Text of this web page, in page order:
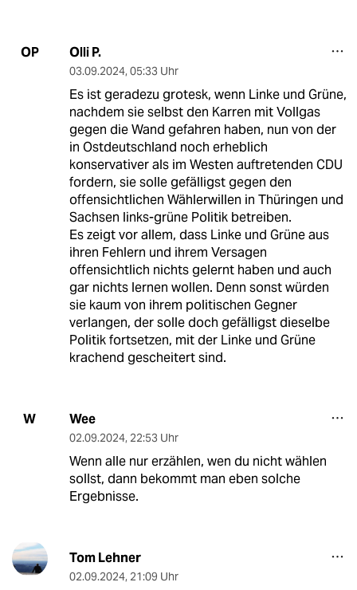
OP Olli P.
03.09.2024, 05:33 Uhr
Es ist geradezu grotesk, wenn Linke und Grüne,
nachdem sie selbst den Karren mit Vollgas
gegen die Wand gefahren haben, nun von der
in Ostdeutschland noch erheblich
konservativer als im Westen auftretenden CDU
fordern, sie solle gefälligst gegen den
offensichtlichen Wählerwillen in Thüringen und
Sachsen links-grüne Politik betreiben.
Es zeigt vor allem, dass Linke und Grüne aus
ihren Fehlern und ihrem Versagen
offensichtlich nichts gelernt haben und auch
gar nichts lernen wollen. Denn sonst würden
sie kaum von ihrem politischen Gegner
verlangen, der solle doch gefälligst dieselbe
Politik fortsetzen, mit der Linke und Grüne
krachend gescheitert sind.
W Wee
02.09.2024, 22:53 Uhr
Wenn alle nur erzählen, wen du nicht wählen
sollst, dann bekommt man eben solche
Ergebnisse.
Tom Lehner
02.09.2024, 21:09 Uhr